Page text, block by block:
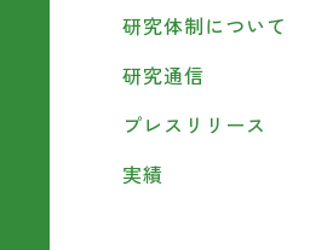
研究体制について
研究通信
プレスリリース
実績